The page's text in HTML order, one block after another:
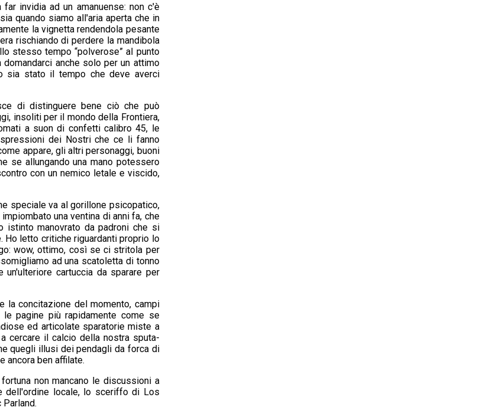
invidia ad un amanuense: non c'è
quando siamo all'aria aperta che in
la vignetta rendendola pesante
rischiando di perdere la mandibola
stesso tempo “polverose” al punto
anche solo per un attimo
sia stato il tempo che deve averci
di distinguere bene ciò che può
insoliti per il mondo della Frontiera,
a suon di confetti calibro 45, le
dei Nostri che ce li fanno
appare, gli altri personaggi, buoni
se allungando una mano potessero
con un nemico letale e viscido,
speciale va al gorillone psicopatico,
una ventina di anni fa, che
istinto manovrato da padroni che si
Ho letto critiche riguardanti proprio lo
wow, ottimo, così se ci stritola per
ad una scatoletta di tonno
cartuccia da sparare per
la concitazione del momento, campi
pagine più rapidamente come se
ed articolate sparatorie miste a
cercare il calcio della nostra sputa-
quegli illusi dei pendagli da forca di
ancora ben affilate.
non mancano le discussioni a
dell'ordine locale, lo sceriffo di Los